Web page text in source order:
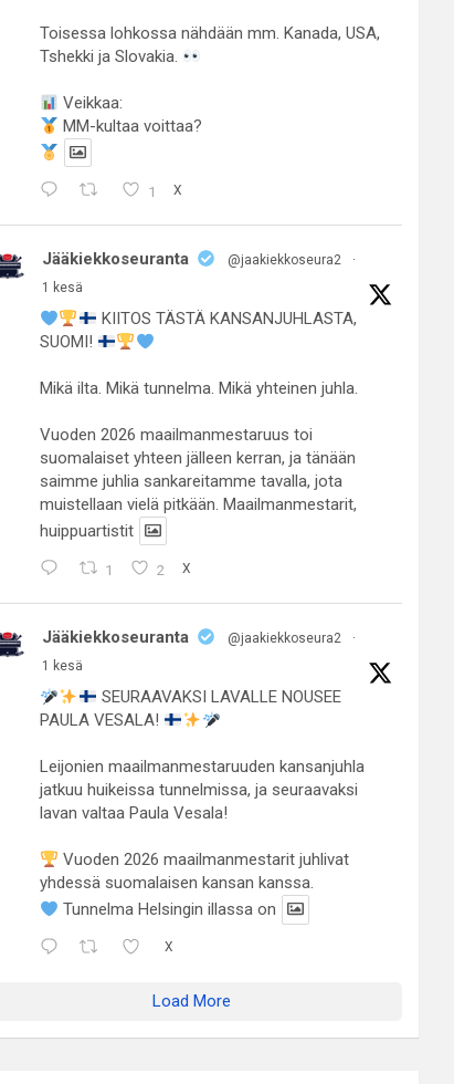
Toisessa lohkossa nähdään mm. Kanada, USA,
Tshekki ja Slovakia.
Veikkaa:
MM-kultaa voittaa?
1 X
Jääkiekkoseuranta @jaakiekkoseura2
·
1 kesä
KIITOS TÄSTÄ KANSANJUHLASTA,
SUOMI!
Mikä ilta. Mikä tunnelma. Mikä yhteinen juhla.
Vuoden 2026 maailmanmestaruus toi
suomalaiset yhteen jälleen kerran, ja tänään
saimme juhlia sankareitamme tavalla, jota
muistellaan vielä pitkään. Maailmanmestarit,
huippuartistit
1 2 X
Jääkiekkoseuranta @jaakiekkoseura2
·
1 kesä
SEURAAVAKSI LAVALLE NOUSEE
PAULA VESALA!
Leijonien maailmanmestaruuden kansanjuhla
jatkuu huikeissa tunnelmissa, ja seuraavaksi
lavan valtaa Paula Vesala!
Vuoden 2026 maailmanmestarit juhlivat
yhdessä suomalaisen kansan kanssa.
Tunnelma Helsingin illassa on
X
Load More